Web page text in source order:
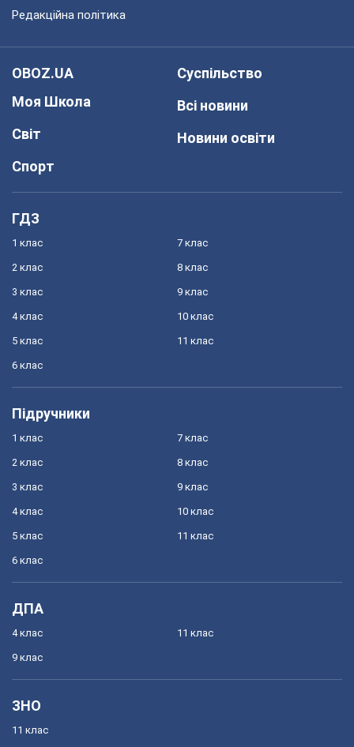
Редакційна політика
OBOZ.UA
Моя Школа
Світ
Спорт
Суспільство
Всі новини
Новини освіти
ГДЗ
1 клас
2 клас
3 клас
4 клас
5 клас
6 клас
7 клас
8 клас
9 клас
10 клас
11 клас
Підручники
1 клас
2 клас
3 клас
4 клас
5 клас
6 клас
7 клас
8 клас
9 клас
10 клас
11 клас
ДПА
4 клас
9 клас
11 клас
ЗНО
11 клас